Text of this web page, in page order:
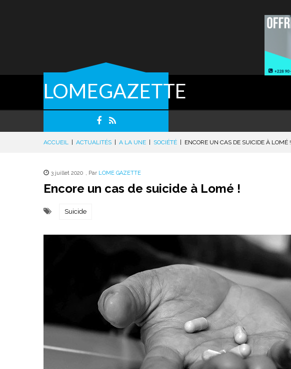
LOMEGAZETTE
ACCUEIL ACTUALITÉS A LA UNE SOCIÉTÉ ENCORE UN CAS DE SUICIDE À LOMÉ !
3 juillet 2020 , Par LOME GAZETTE
Encore un cas de suicide à Lomé !
Suicide